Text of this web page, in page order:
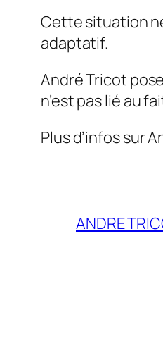
Cette situation
adaptatif.
André Tricot
n’est pas lié au
Plus d’infos sur
ANDRE